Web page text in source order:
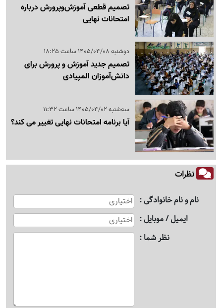
تصمیم قطعی آموزش‌وپرورش درباره
امتحانات نهایی
دوشنبه 1405/04/08 ساعت 18:25
تصمیم جدید آموزش و پرورش برای
دانش‌آموزان المپیادی
سه‌شنبه 1405/04/02 ساعت 11:32
آیا برنامه امتحانات نهایی تغییر می کند؟
نظرات
نام و نام خانوادگی
ایمیل / موبایل
نظر شما